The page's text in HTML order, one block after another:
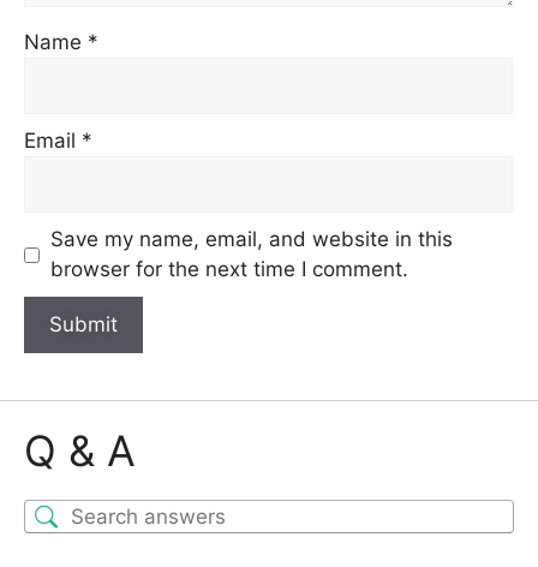
Name *
Email *
Save my name, email, and website in this
browser for the next time I comment.
Q & A